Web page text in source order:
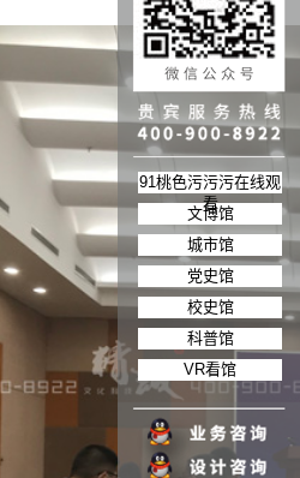
91桃色污污污在线观
看
文博馆
城市馆
党史馆
校史馆
科普馆
VR看馆